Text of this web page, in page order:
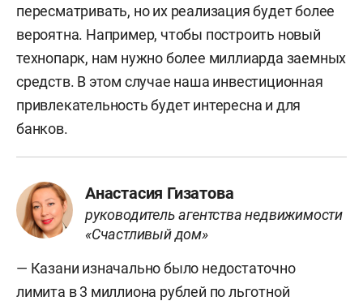
пересматривать, но их реализация будет более
вероятна. Например, чтобы построить новый
технопарк, нам нужно более миллиарда заемных
средств. В этом случае наша инвестиционная
привлекательность будет интересна и для
банков.
Анастасия Гизатова
руководитель агентства недвижимости
«Счастливый дом»
— Казани изначально было недостаточно
лимита в 3 миллиона рублей по льготной